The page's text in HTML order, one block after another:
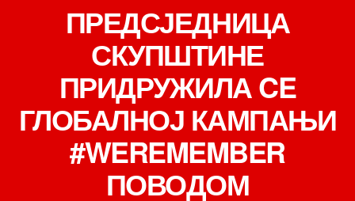
ПРЕДСЈЕДНИЦА
СКУПШТИНЕ
ПРИДРУЖИЛА CE
ГЛОБАЛНОЈ КАМПАЊИ
#WEREMEMBER
ПОВОДОМ